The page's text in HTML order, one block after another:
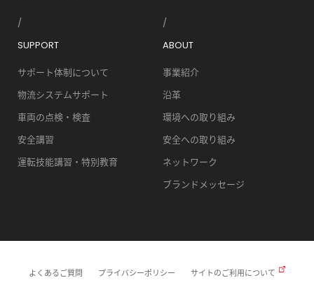
SUPPORT
サポート体制について
物流システムサポート
車両の点検・検査
安全講習
運転技能講習・特別教育
ABOUT
事業紹介
沿革
環境への取り組み
安全への取り組み
ネットワーク
ブランドメッセージ
よくあるご質問 プライバシーポリシー サイトのご利用について